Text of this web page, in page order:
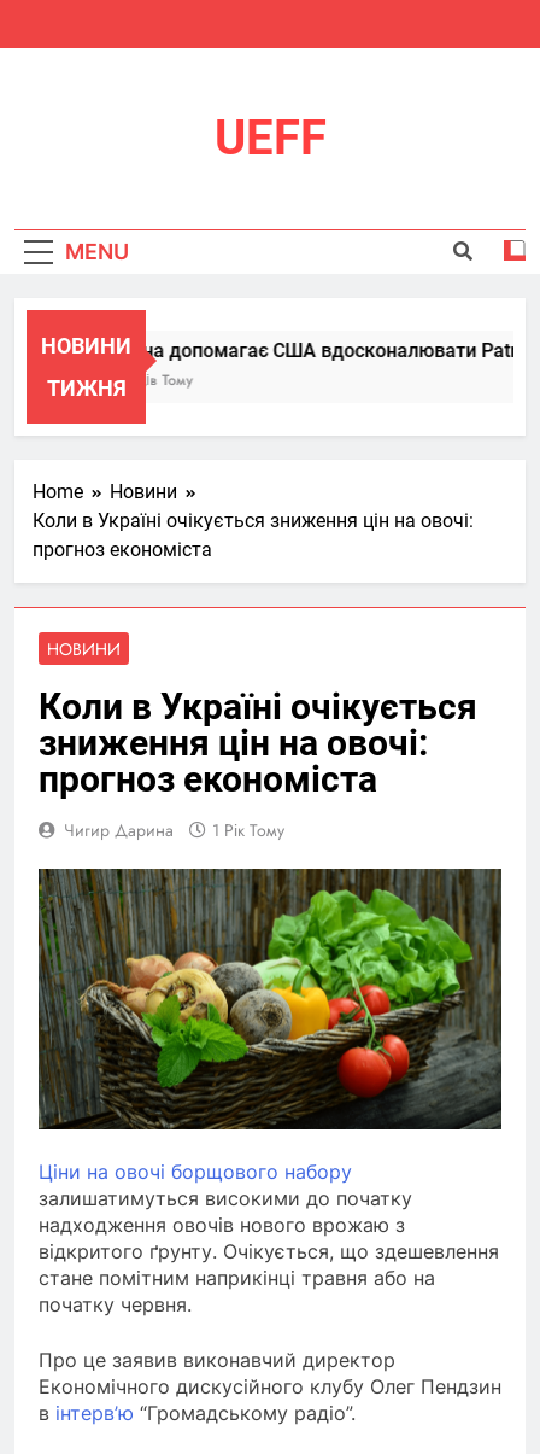
UEFF
MENU
НОВИНИ
ТИЖНЯ
Україна допомагає США вдосконалювати Patriot,
6 Місяців Тому
Home
Новини
Коли в Україні очікується зниження цін на овочі:
прогноз економіста
НОВИНИ
Коли в Україні очікується
зниження цін на овочі:
прогноз економіста
Чигир Дарина 1 Рік Тому
Ціни на овочі борщового набору
залишатимуться високими до початку
надходження овочів нового врожаю з
відкритого ґрунту. Очікується, що здешевлення
стане помітним наприкінці травня або на
початку червня.
Про це заявив виконавчий директор
Економічного дискусійного клубу Олег Пендзин
в інтерв’ю “Громадському радіо”.